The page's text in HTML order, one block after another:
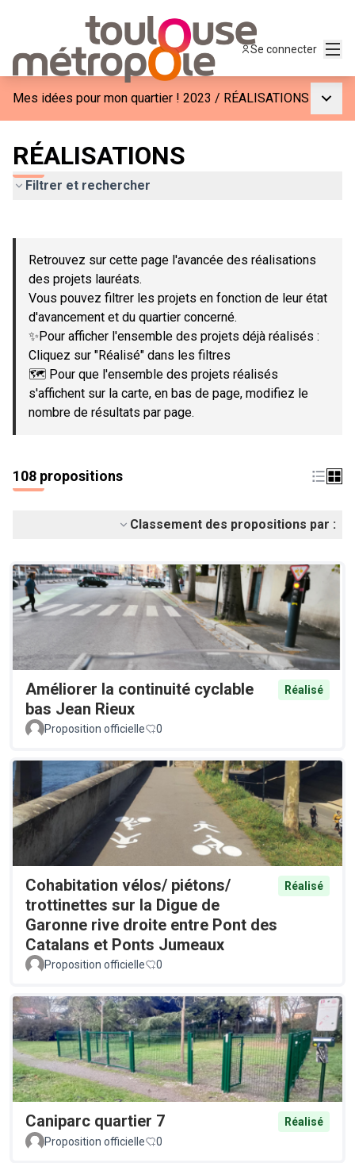
Se connecter
Mes idées pour mon quartier ! 2023 / RÉALISATIONS
RÉALISATIONS
Filtrer et rechercher
−
Retrouvez sur cette page l'avancée des réalisations
des projets lauréats.
Vous pouvez filtrer les projets en fonction de leur état
d'avancement et du quartier concerné.
✨Pour afficher l'ensemble des projets déjà réalisés :
Cliquez sur "Réalisé" dans les filtres
🗺️ Pour que l'ensemble des projets réalisés
s'affichent sur la carte, en bas de page, modifiez le
nombre de résultats par page.
108 propositions
Classement des propositions par :
Améliorer la continuité cyclable
bas Jean Rieux
Réalisé
Proposition officielle 0
Cohabitation vélos/ piétons/
trottinettes sur la Digue de
Garonne rive droite entre Pont des
Catalans et Ponts Jumeaux
Réalisé
Proposition officielle 0
Caniparc quartier 7
Réalisé
Proposition officielle
0